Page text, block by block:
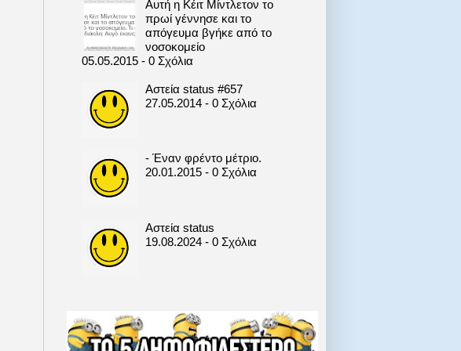
Αυτή η Κέιτ Μίντλετον το
πρωί γέννησε και το
απόγευμα βγήκε από το
νοσοκομείο
05.05.2015 - 0 Σχόλια
Αστεία status #657
27.05.2014 - 0 Σχόλια
- Έναν φρέντο μέτριο.
20.01.2015 - 0 Σχόλια
Αστεία status
19.08.2024 - 0 Σχόλια